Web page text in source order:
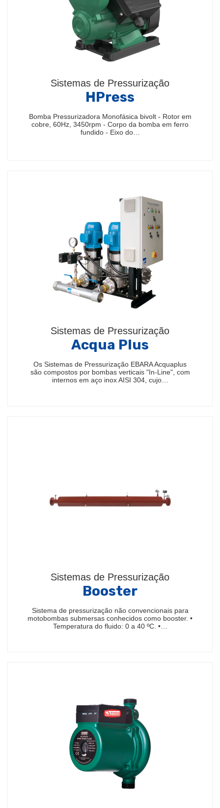
Sistemas de Pressurização
HPress
Bomba Pressurizadora Monofásica bivolt - Rotor em
cobre, 60Hz, 3450rpm - Corpo da bomba em ferro
fundido - Eixo do…
Sistemas de Pressurização
Acqua Plus
Os Sistemas de Pressurização EBARA Acquaplus
são compostos por bombas verticais "In-Line", com
internos em aço inox AISI 304, cujo…
Sistemas de Pressurização
Booster
Sistema de pressurização não convencionais para
motobombas submersas conhecidos como booster. •
Temperatura do fluido: 0 a 40 ºC. •…